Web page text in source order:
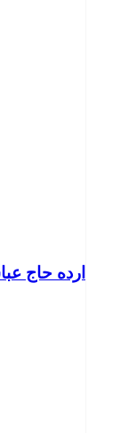
ارده حاج عباس